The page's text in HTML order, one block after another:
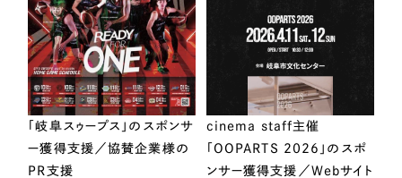
「岐阜スゥープス」のスポンサ
ー獲得支援／協賛企業様の
PR支援
cinema staff主催
「OOPARTS 2026」のスポ
ンサー獲得支援／Webサイト